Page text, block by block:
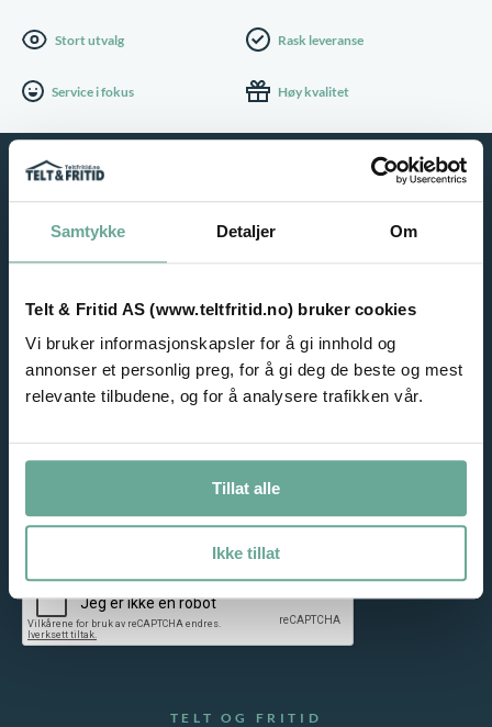
Samtykke Detaljer Om
Telt & Fritid AS (www.teltfritid.no) bruker cookies
Vi bruker informasjonskapsler for å gi innhold og
annonser et personlig preg, for å gi deg de beste og mest
relevante tilbudene, og for å analysere trafikken vår.
Tillat alle
Ikke tillat
Stort utvalg Rask leveranse
Service i fokus Høy kvalitet
TELT OG FRITID
NYHETSBREV
Meld deg på vårt nyhetsbrev og motta gode tilbud på e-post!
Jeg samtykker til lagring av epostadressen min. Les vår